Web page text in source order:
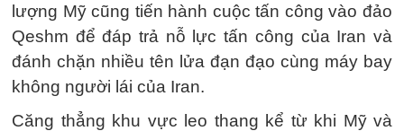
lượng Mỹ cũng tiến hành cuộc tấn công vào đảo
Qeshm để đáp trả nỗ lực tấn công của Iran và
đánh chặn nhiều tên lửa đạn đạo cùng máy bay
không người lái của Iran.
Căng thẳng khu vực leo thang kể từ khi Mỹ và